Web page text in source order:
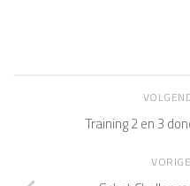
Training 2 en 3